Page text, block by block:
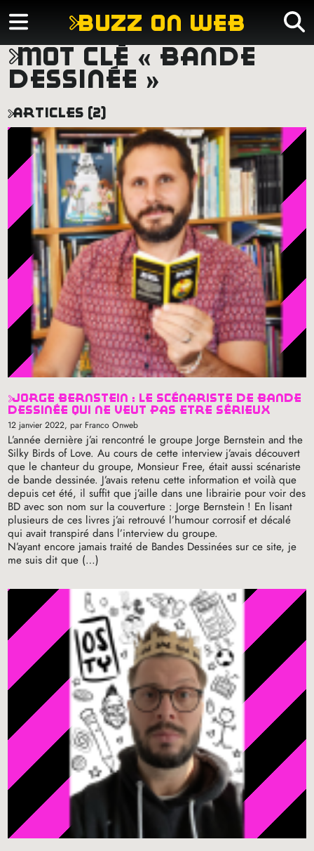
buzz on web
mot clé « bande
dessinée »
articles (2)
jorge bernstein : le scénariste de bande
dessinée qui ne veut pas être sérieux
12 janvier 2022, par Franco Onweb
L’année dernière j’ai rencontré le groupe Jorge Bernstein and the
Silky Birds of Love. Au cours de cette interview j’avais découvert
que le chanteur du groupe, Monsieur Free, était aussi scénariste
de bande dessinée. J’avais retenu cette information et voilà que
depuis cet été, il suffit que j’aille dans une librairie pour voir des
BD avec son nom sur la couverture : Jorge Bernstein ! En lisant
plusieurs de ces livres j’ai retrouvé l’humour corrosif et décalé
qui avait transpiré dans l’interview du groupe.
N’ayant encore jamais traité de Bandes Dessinées sur ce site, je
me suis dit que (…)